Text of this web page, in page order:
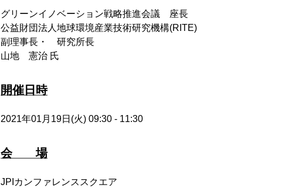
グリーンイノベーション戦略推進会議 座長
公益財団法人地球環境産業技術研究機構(RITE)
副理事長・ 研究所長
山地 憲治 氏
開催日時
2021年01月19日(火) 09:30 - 11:30
会 場
JPIカンファレンススクエア